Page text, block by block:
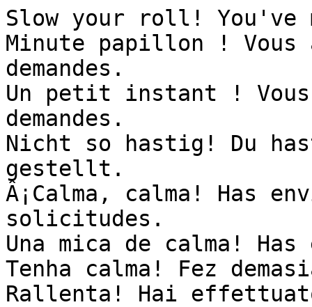
Slow your roll! You've
Minute papillon ! Vous
demandes.
Un petit instant !
demandes.
Nicht so hastig! Du
gestellt.
Â¡Calma, calma! Has
solicitudes.
Una mica de calma!
Tenha calma! Fez
Rallenta! Hai